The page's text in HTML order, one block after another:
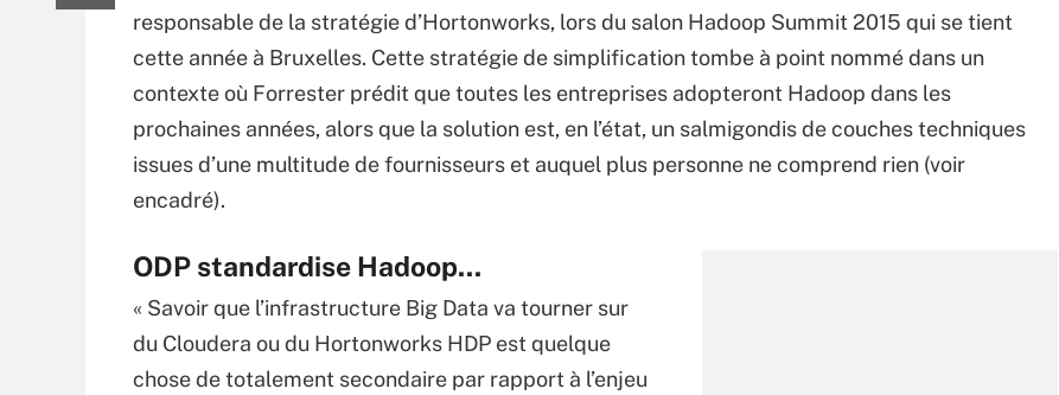
responsable de la stratégie d’Hortonworks, lors du salon Hadoop Summit 2015 qui se tient
cette année à Bruxelles. Cette stratégie de simplification tombe à point nommé dans un
contexte où Forrester prédit que toutes les entreprises adopteront Hadoop dans les
prochaines années, alors que la solution est, en l’état, un salmigondis de couches techniques
issues d’une multitude de fournisseurs et auquel plus personne ne comprend rien (voir
encadré).
ODP standardise Hadoop...
« Savoir que l’infrastructure Big Data va tourner sur
du Cloudera ou du Hortonworks HDP est quelque
chose de totalement secondaire par rapport à l’enjeu